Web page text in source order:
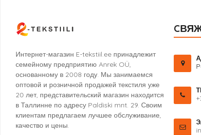
Интернет-магазин E-tekstiil.ee принадлежит
семейному предприятию Anrek OÜ,
основанному в 2008 году. Мы занимаемся
оптовой и розничной продажей текстиля уже
20 лет, представительский магазин находится
в Таллинне по адресу Paldiski mnt. 29. Своим
клиентам предлагаем лучшее обслуживание,
качество и цены.